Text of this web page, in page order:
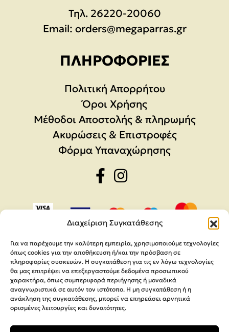
Διαχείριση Συγκατάθεσης
Για να παρέχουμε την καλύτερη εμπειρία, χρησιμοποιούμε τεχνολογίες
όπως cookies για την αποθήκευση ή/και την πρόσβαση σε
πληροφορίες συσκευών. Η συγκατάθεση για τις εν λόγω τεχνολογίες
θα μας επιτρέψει να επεξεργαστούμε δεδομένα προσωπικού
χαρακτήρα, όπως συμπεριφορά περιήγησης ή μοναδικά
αναγνωριστικά σε αυτόν τον ιστότοπο. Η μη συγκατάθεση ή η
ανάκληση της συγκατάθεσης, μπορεί να επηρεάσει αρνητικά
ορισμένες λειτουργίες και δυνατότητες.
Τηλ. 26220-20060
Email: orders@megaparras.gr
ΠΛΗΡΟΦΟΡΊΕΣ
Πολιτική Απορρήτου
Όροι Χρήσης
Μέθοδοι Αποστολής & πληρωμής
Ακυρώσεις & Επιστροφές
Φόρμα Υπαναχώρησης